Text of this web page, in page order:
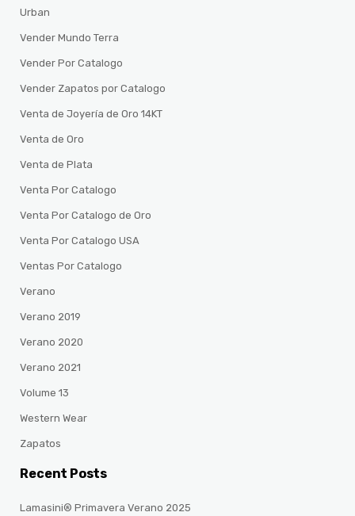
Urban
Vender Mundo Terra
Vender Por Catalogo
Vender Zapatos por Catalogo
Venta de Joyería de Oro 14KT
Venta de Oro
Venta de Plata
Venta Por Catalogo
Venta Por Catalogo de Oro
Venta Por Catalogo USA
Ventas Por Catalogo
Verano
Verano 2019
Verano 2020
Verano 2021
Volume 13
Western Wear
Zapatos
Recent Posts
Lamasini® Primavera Verano 2025